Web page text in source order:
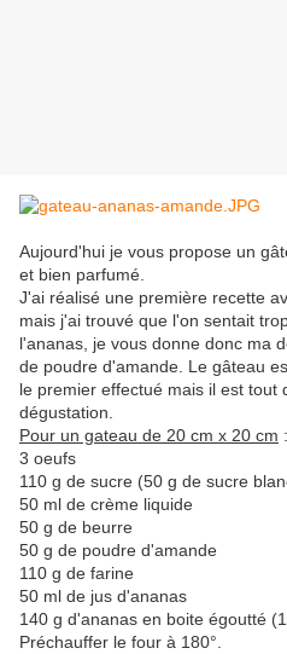
Aujourd'hui je vous propose un
et bien parfumé.
J'ai réalisé une première recette
mais j'ai trouvé que l'on sentait
l'ananas, je vous donne donc ma
de poudre d'amande. Le gâteau
le premier effectué mais il est tout
dégustation.
Pour un gateau de 20 cm x 20 cm :
3 oeufs
110 g de sucre (50 g de sucre
50 ml de crème liquide
50 g de beurre
50 g de poudre d'amande
110 g de farine
50 ml de jus d'ananas
140 g d'ananas en boite égoutté
Préchauffer le four à 180°.